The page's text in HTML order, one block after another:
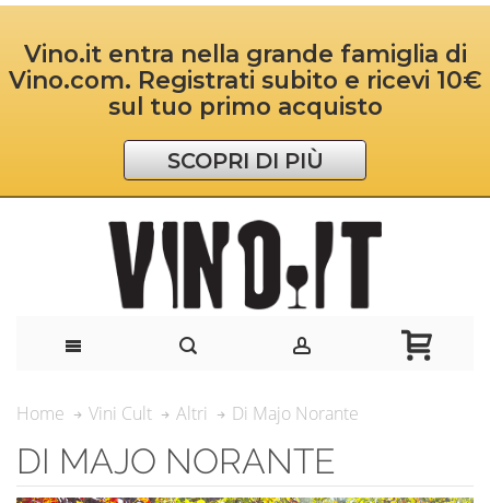
Vino.it entra nella grande famiglia di
Vino.com. Registrati subito e ricevi 10€
sul tuo primo acquisto
SCOPRI DI PIÙ
Home Vini Cult Altri Di Majo Norante
DI MAJO NORANTE